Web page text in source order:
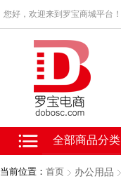
您好，欢迎来到罗宝商城平台！
全部商品分类
当前位置： 首页 办公用品